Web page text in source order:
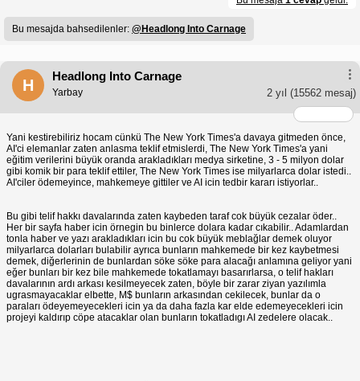
Bu mesajda bahsedilenler: @Headlong Into Carnage
H
Headlong Into Carnage
2 yıl (15562 mesaj)
Yarbay
Yani kestirebiliriz hocam cünkü The New York Times'a davaya gitmeden önce,
AI'ci elemanlar zaten anlasma teklif etmislerdi, The New York Times'a yani
eğitim verilerini büyük oranda arakladıkları medya sirketine, 3 - 5 milyon dolar
gibi komik bir para teklif ettiler, The New York Times ise milyarlarca dolar istedi..
AI'ciler ödemeyince, mahkemeye gittiler ve AI icin tedbir kararı istiyorlar..
Bu gibi telif hakkı davalarında zaten kaybeden taraf cok büyük cezalar öder..
Her bir sayfa haber icin örnegin bu binlerce dolara kadar cıkabilir.. Adamlardan
tonla haber ve yazı arakladıkları icin bu cok büyük meblağlar demek oluyor
milyarlarca dolarları bulabilir ayrıca bunların mahkemede bir kez kaybetmesi
demek, diğerlerinin de bunlardan söke söke para alacağı anlamına geliyor yani
eğer bunları bir kez bile mahkemede tokatlamayı basarırlarsa, o telif hakları
davalarının ardı arkası kesilmeyecek zaten, böyle bir zarar ziyan yazılımla
ugrasmayacaklar elbette, M$ bunların arkasından cekilecek, bunlar da o
paraları ödeyemeyecekleri icin ya da daha fazla kar elde edemeyecekleri icin
projeyi kaldırıp cöpe atacaklar olan bunların tokatladıgı AI zedelere olacak..